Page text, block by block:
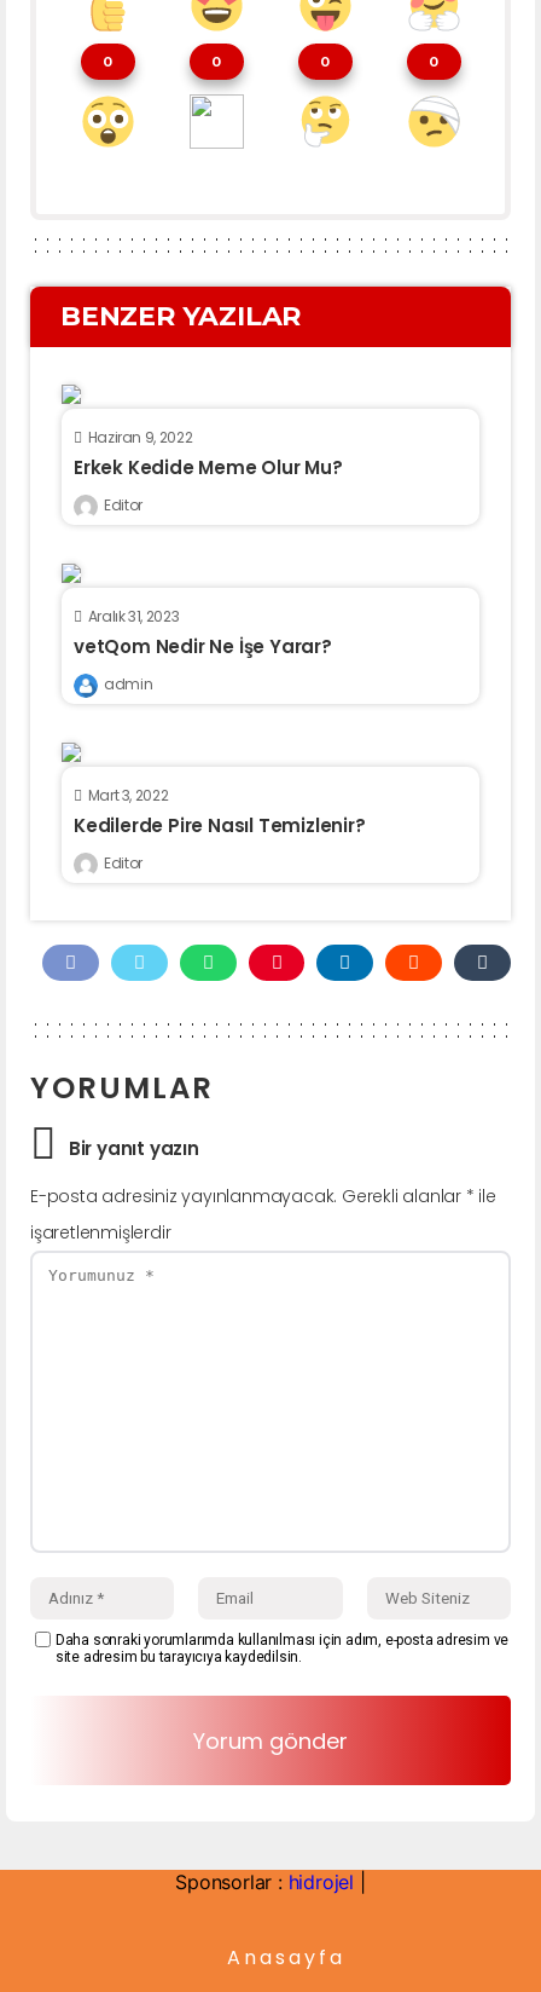
0 0 0 0
BENZER YAZILAR
Haziran 9, 2022
Erkek Kedide Meme Olur Mu?
Editor
Aralık 31, 2023
vetQom Nedir Ne İşe Yarar?
admin
Mart 3, 2022
Kedilerde Pire Nasıl Temizlenir?
Editor
YORUMLAR
Bir yanıt yazın
E-posta adresiniz yayınlanmayacak. Gerekli alanlar * ile
işaretlenmişlerdir
Daha sonraki yorumlarımda kullanılması için adım, e-posta adresim ve
site adresim bu tarayıcıya kaydedilsin.
Sponsorlar : hidrojel
Anasayfa